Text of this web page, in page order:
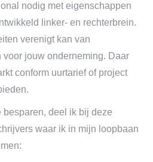
nodig met eigenschappen
linker- en rechterbrein.
verenigt kan van
jouw onderneming. Daar
conform uurtarief of project
besparen, deel ik bij deze
waar ik in mijn loopbaan